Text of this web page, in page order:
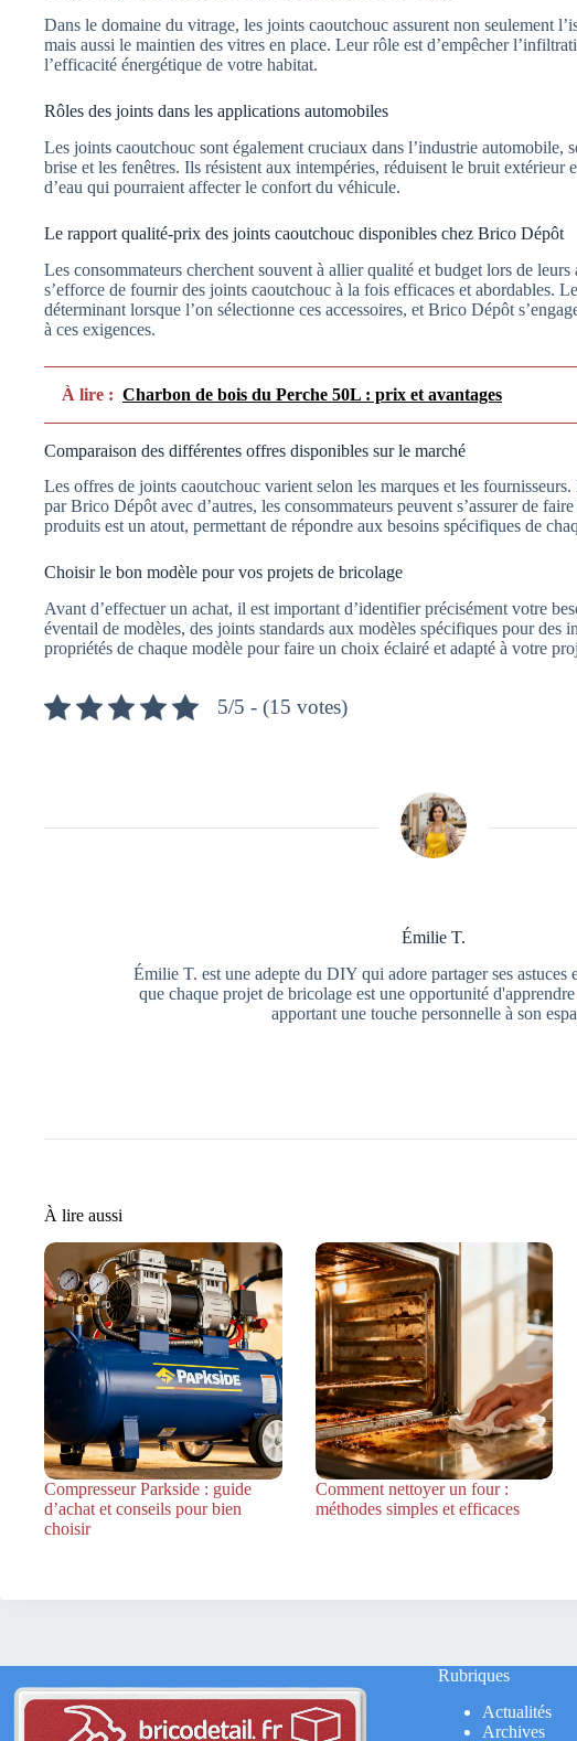
Dans le domaine du vitrage, les joints caoutchouc assurent non seulement
mais aussi le maintien des vitres en place. Leur rôle est d’empêcher
l’efficacité énergétique de votre habitat.
Rôles des joints dans les applications automobiles
Les joints caoutchouc sont également cruciaux dans l’industrie automobile,
brise et les fenêtres. Ils résistent aux intempéries, réduisent le bruit extérieur
d’eau qui pourraient affecter le confort du véhicule.
Le rapport qualité-prix des joints caoutchouc disponibles chez Brico Dépôt
Les consommateurs cherchent souvent à allier qualité et budget lors de
s’efforce de fournir des joints caoutchouc à la fois efficaces et abordables.
déterminant lorsque l’on sélectionne ces accessoires, et Brico Dépôt
à ces exigences.
À lire : Charbon de bois du Perche 50L : prix et avantages
Comparaison des différentes offres disponibles sur le marché
Les offres de joints caoutchouc varient selon les marques et les
par Brico Dépôt avec d’autres, les consommateurs peuvent s’assurer de
produits est un atout, permettant de répondre aux besoins spécifiques de
Choisir le bon modèle pour vos projets de bricolage
Avant d’effectuer un achat, il est important d’identifier précisément votre
éventail de modèles, des joints standards aux modèles spécifiques pour des
propriétés de chaque modèle pour faire un choix éclairé et adapté à votre
5/5 - (15 votes)
Émilie T.
Émilie T. est une adepte du DIY qui adore partager ses astuces
que chaque projet de bricolage est une opportunité
apportant une touche personnelle à son
À lire aussi
Compresseur Parkside : guide
d’achat et conseils pour bien
choisir
Comment nettoyer un four :
méthodes simples et efficaces
Rubriques
Actualités
Archives